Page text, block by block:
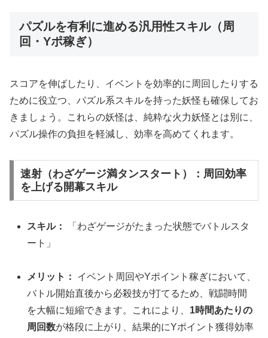
パズルを有利に進める汎用性スキル（周
回・Yポ稼ぎ）
スコアを伸ばしたり、イベントを効率的に周回したりする
ために役立つ、パズル系スキルを持った妖怪も確保してお
きましょう。これらの妖怪は、純粋な火力妖怪とは別に、
パズル操作の負担を軽減し、効率を高めてくれます。
速射（わざゲージ満タンスタート）：周回効率
を上げる開幕スキル
スキル：
「わざゲージがたまった状態でバトルスタ
ート」
メリット：
イベント周回やYポイント稼ぎにおいて、
バトル開始直後から必殺技が打てるため、戦闘時間
を大幅に短縮できます。これにより、 1時間あたりの
周回数が格段に上がり、結果的にYポイント獲得効率